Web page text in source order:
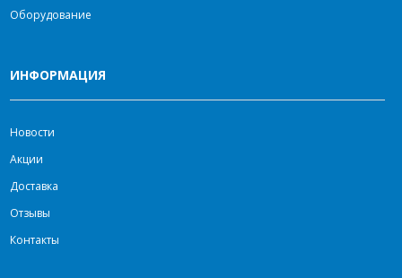
Оборудование
ИНФОРМАЦИЯ
Новости
Акции
Доставка
Отзывы
Контакты